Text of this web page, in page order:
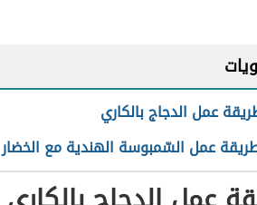
عمل الدجاج بالكاري
عمل السّمبوسة الهندية مع الخضار